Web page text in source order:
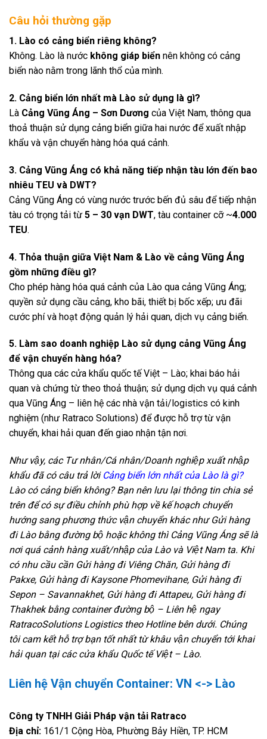
Câu hỏi thường gặp
1. Lào có cảng biển riêng không?
Không. Lào là nước không giáp biển nên không có cảng
biển nào nằm trong lãnh thổ của mình.
2. Cảng biển lớn nhất mà Lào sử dụng là gì?
Là Cảng Vũng Áng – Sơn Dương của Việt Nam, thông qua
thoả thuận sử dụng cảng biển giữa hai nước để xuất nhập
khẩu và vận chuyển hàng hóa quá cảnh.
3. Cảng Vũng Áng có khả năng tiếp nhận tàu lớn đến bao
nhiêu TEU và DWT?
Cảng Vũng Áng có vùng nước trước bến đủ sâu để tiếp nhận
tàu có trọng tải từ 5 – 30 vạn DWT, tàu container cỡ ~4.000
TEU.
4. Thỏa thuận giữa Việt Nam & Lào về cảng Vũng Áng
gồm những điều gì?
Cho phép hàng hóa quá cảnh của Lào qua cảng Vũng Áng;
quyền sử dụng cầu cảng, kho bãi, thiết bị bốc xếp; ưu đãi
cước phí và hoạt động quản lý hải quan, dịch vụ cảng biển.
5. Làm sao doanh nghiệp Lào sử dụng cảng Vũng Áng
để vận chuyển hàng hóa?
Thông qua các cửa khẩu quốc tế Việt – Lào; khai báo hải
quan và chứng từ theo thoả thuận; sử dụng dịch vụ quá cảnh
qua Vũng Áng – liên hệ các nhà vận tải/logistics có kinh
nghiệm (như Ratraco Solutions) để được hỗ trợ từ vận
chuyển, khai hải quan đến giao nhận tận nơi.
Như vậy, các Tư nhân/Cá nhân/Doanh nghiệp xuất nhập
khẩu đã có câu trả lời Cảng biển lớn nhất của Lào là gì?
Lào có cảng biển không? Bạn nên lưu lại thông tin chia sẻ
trên để có sự điều chỉnh phù hợp về kế hoạch chuyển
hướng sang phương thức vận chuyển khác như Gửi hàng
đi Lào bằng đường bộ hoặc không thì Cảng Vũng Áng sẽ là
nơi quá cảnh hàng xuất/nhập của Lào và Việt Nam ta. Khi
có nhu cầu cần Gửi hàng đi Viêng Chăn, Gửi hàng đi
Pakxe, Gửi hàng đi Kaysone Phomevihane, Gửi hàng đi
Sepon – Savannakhet, Gửi hàng đi Attapeu, Gửi hàng đi
Thakhek bằng container đường bộ – Liên hệ ngay
RatracoSolutions Logistics theo Hotline bên dưới. Chúng
tôi cam kết hỗ trợ bạn tốt nhất từ khâu vận chuyển tới khai
hải quan tại các cửa khẩu Quốc tế Việt – Lào.
Liên hệ Vận chuyển Container: VN <-> Lào
Công ty TNHH Giải Pháp vận tải Ratraco
Địa chỉ: 161/1 Cộng Hòa, Phường Bảy Hiền, TP. HCM